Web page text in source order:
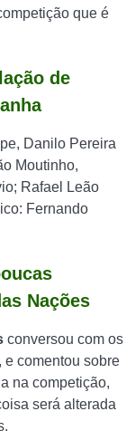
que é
de
Danilo Pereira
Moutinho,
Rafael Leão
Fernando
Nações
conversou com os
e comentou sobre
na competição,
será alterada